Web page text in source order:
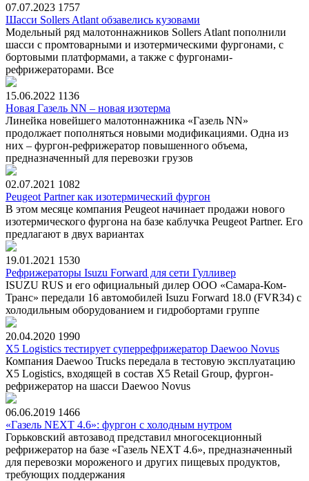
07.07.2023 1757
Шасси Sollers Atlant обзавелись кузовами
Модельный ряд малотоннажников Sollers Atlant пополнили
шасси с промтоварными и изотермическими фургонами, с
бортовыми платформами, а также с фургонами-
рефрижераторами. Все
15.06.2022 1136
Новая Газель NN – новая изотерма
Линейка новейшего малотоннажника «Газель NN»
продолжает пополняться новыми модификациями. Одна из
них – фургон-рефрижератор повышенного объема,
предназначенный для перевозки грузов
02.07.2021 1082
Peugeot Partner как изотермический фургон
В этом месяце компания Peugeot начинает продажи нового
изотермического фургона на базе каблучка Peugeot Partner. Его
предлагают в двух вариантах
19.01.2021 1530
Рефрижераторы Isuzu Forward для сети Гулливер
ISUZU RUS и его официальный дилер ООО «Самара-Ком-
Транс» передали 16 автомобилей Isuzu Forward 18.0 (FVR34) с
холодильным оборудованием и гидробортами группе
20.04.2020 1990
X5 Logistics тестирует суперрефрижератор Daewoo Novus
Компания Daewoo Trucks передала в тестовую эксплуатацию
X5 Logistics, входящей в состав X5 Retail Group, фургон-
рефрижератор на шасси Daewoo Novus
06.06.2019 1466
«Газель NEXT 4.6»: фургон с холодным нутром
Горьковский автозавод представил многосекционный
рефрижератор на базе «Газель NEXT 4.6», предназначенный
для перевозки мороженого и других пищевых продуктов,
требующих поддержания